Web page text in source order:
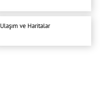
Ulaşım ve Haritalar